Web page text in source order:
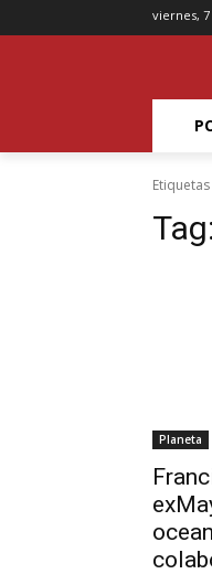
viernes, 7
Etiquetas
Tag:
Planeta